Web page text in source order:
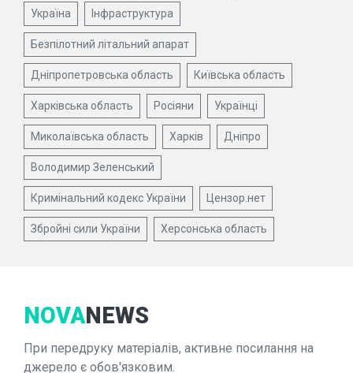
Україна Інфраструктура
Безпілотний літальний апарат
Дніпропетровська область Київська область
Харківська область Росіяни Українці
Миколаївська область Харків Дніпро
Володимир Зеленський
Кримінальний кодекс України Цензор.нет
Збройні сили України Херсонська область
NOVANEWS
При передруку матеріалів, активне посилання на
джерело є обов'язковим.